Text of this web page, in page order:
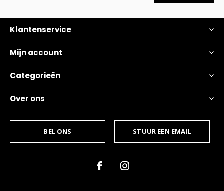
Klantenservice
Mijn account
Categorieën
Over ons
BEL ONS STUUR EEN EMAIL